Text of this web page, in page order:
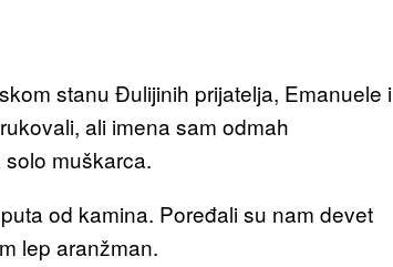
stanu Đulijinih prijatelja, Emanuele i
ali imena sam odmah
muškarca.
od kamina. Poređali su nam devet
lep aranžman.